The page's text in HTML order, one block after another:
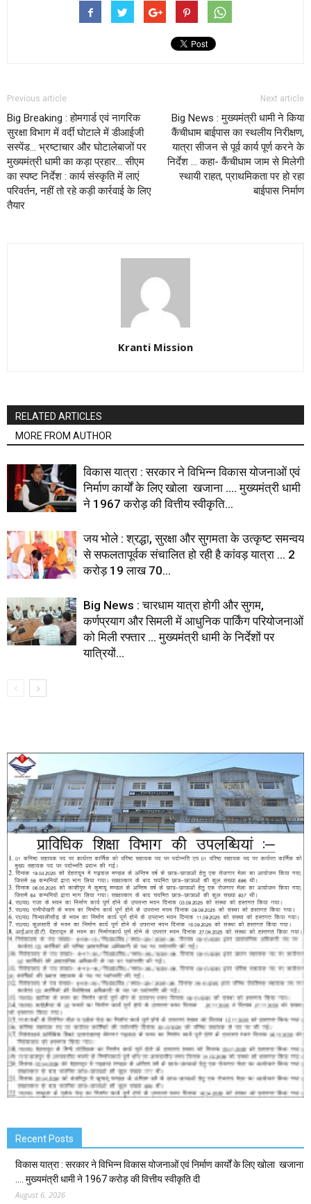
Previous article
Big Breaking : होमगार्ड एवं नागरिक
सुरक्षा विभाग में वर्दी घोटाले में डीआईजी
सस्पेंड… भ्रष्टाचार और घोटालेबाजों पर
मुख्यमंत्री धामी का कड़ा प्रहार… सीएम
का स्पष्ट निर्देश : कार्य संस्कृति में लाएं
परिवर्तन, नहीं तो रहे कड़ी कार्रवाई के लिए
तैयार
Next article
Big News : मुख्यमंत्री धामी ने किया
कैंचीधाम बाईपास का स्थलीय निरीक्षण,
यात्रा सीजन से पूर्व कार्य पूर्ण करने के
निर्देश … कहा- कैंचीधाम जाम से मिलेगी
स्थायी राहत, प्राथमिकता पर हो रहा
बाईपास निर्माण
Kranti Mission
RELATED ARTICLES
MORE FROM AUTHOR
विकास यात्रा : सरकार ने विभिन्न विकास योजनाओं एवं
निर्माण कार्यों के लिए खोला खजाना …. मुख्यमंत्री धामी
ने ₹1967 करोड़ की वित्तीय स्वीकृति...
जय भोले : श्रद्धा, सुरक्षा और सुगमता के उत्कृष्ट समन्वय
से सफलतापूर्वक संचालित हो रही है कांवड़ यात्रा … 2
करोड़ 19 लाख 70...
Big News : चारधाम यात्रा होगी और सुगम,
कर्णप्रयाग और सिमली में आधुनिक पार्किंग परियोजनाओं
को मिली रफ्तार … मुख्यमंत्री धामी के निर्देशों पर
यात्रियों...
Recent Posts
विकास यात्रा : सरकार ने विभिन्न विकास योजनाओं एवं निर्माण कार्यों के लिए खोला खजाना
…. मुख्यमंत्री धामी ने ₹1967 करोड़ की वित्तीय स्वीकृति दी
August 6, 2026